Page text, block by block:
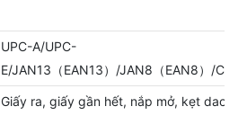
UPC-A/UPC-
E/JAN13（EAN13）/JAN8（EAN8）/
Giấy ra, giấy gần hết, nắp mở, kẹt dao